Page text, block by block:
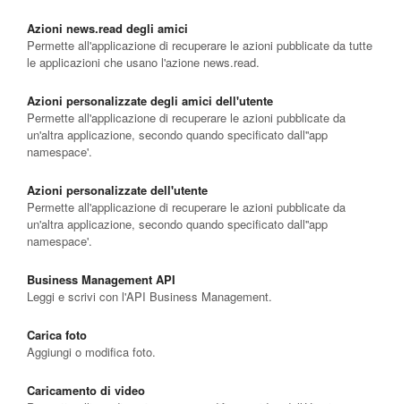
Azioni news.read degli amici
Permette all'applicazione di recuperare le azioni pubblicate da tutte
le applicazioni che usano l'azione news.read.
Azioni personalizzate degli amici dell'utente
Permette all'applicazione di recuperare le azioni pubblicate da
un'altra applicazione, secondo quando specificato dall''app
namespace'.
Azioni personalizzate dell'utente
Permette all'applicazione di recuperare le azioni pubblicate da
un'altra applicazione, secondo quando specificato dall''app
namespace'.
Business Management API
Leggi e scrivi con l'API Business Management.
Carica foto
Aggiungi o modifica foto.
Caricamento di video